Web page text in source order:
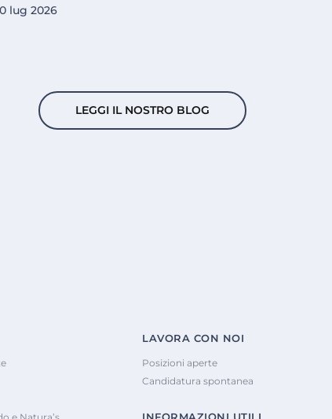
lug 2026
LEGGI IL NOSTRO BLOG
LAVORA CON NOI
Posizioni aperte
Candidatura spontanea